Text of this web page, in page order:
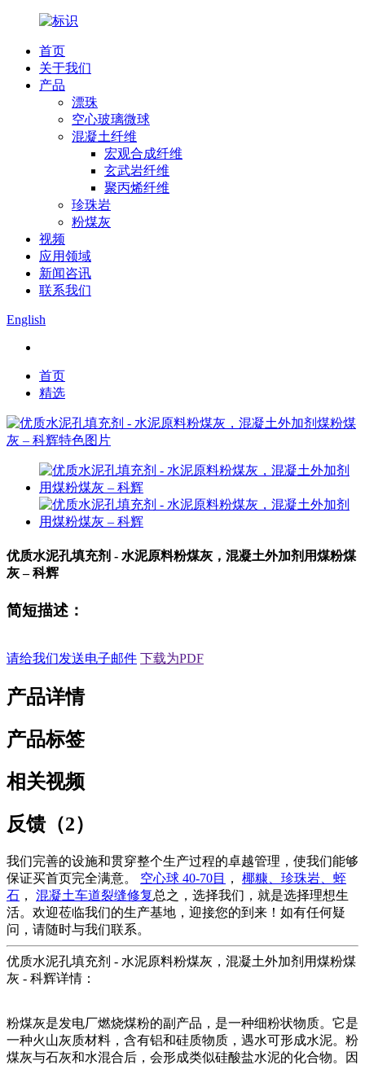
首页
关于我们
产品
漂珠
空心玻璃微球
混凝土纤维
宏观合成纤维
玄武岩纤维
聚丙烯纤维
珍珠岩
粉煤灰
视频
应用领域
新闻咨讯
联系我们
English
首页
精选
优质水泥孔填充剂 - 水泥原料粉煤灰，混凝土外加剂用煤粉煤
灰 – 科辉
简短描述：
请给我们发送电子邮件 下载为PDF
产品详情
产品标签
相关视频
反馈（2）
我们完善的设施和贯穿整个生产过程的卓越管理，使我们能够
保证买首页完全满意。 空心球 40-70目 ， 椰糠、珍珠岩、蛭
石 ， 混凝土车道裂缝修复总之，选择我们，就是选择理想生
活。欢迎莅临我们的生产基地，迎接您的到来！如有任何疑
问，请随时与我们联系。
优质水泥孔填充剂 - 水泥原料粉煤灰，混凝土外加剂用煤粉煤
灰 - 科辉详情：
粉煤灰是发电厂燃烧煤粉的副产品，是一种细粉状物质。它是
一种火山灰质材料，含有铝和硅质物质，遇水可形成水泥。粉
煤灰与石灰和水混合后，会形成类似硅酸盐水泥的化合物。因